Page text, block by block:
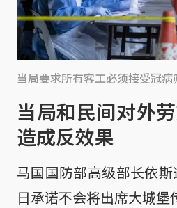
当局要求所有客工必须接受冠病
当局和民间对外
造成反效果
马国国防部高级部长依
日承诺不会将出席大城